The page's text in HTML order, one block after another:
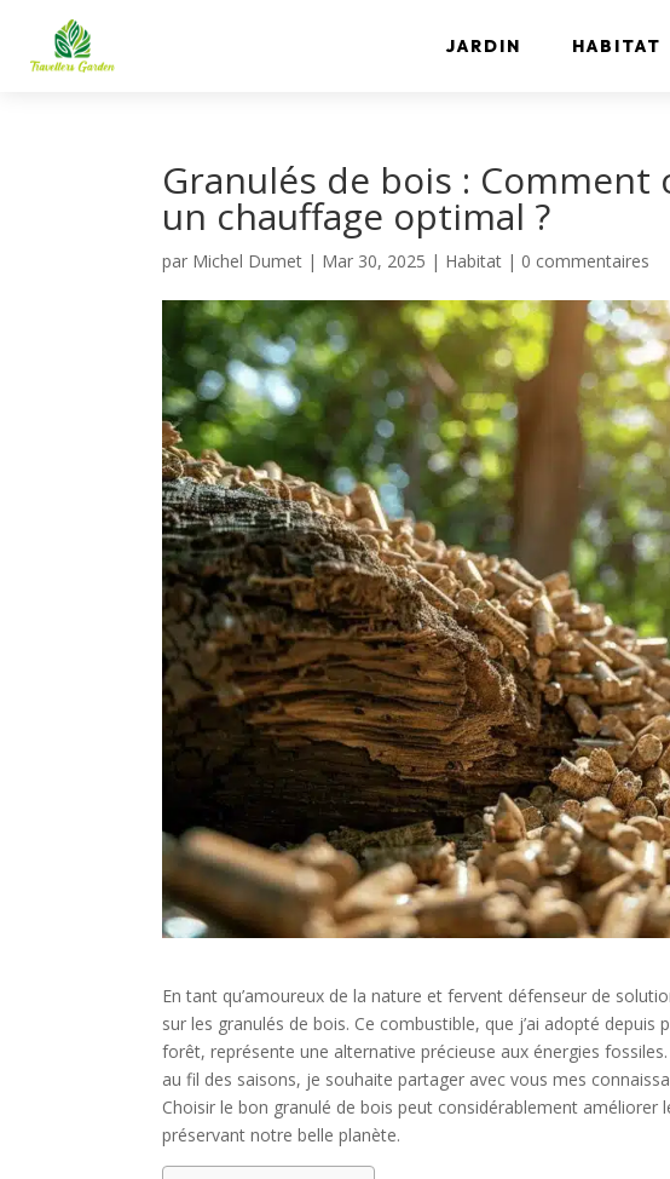
JARDIN HABITAT
Granulés de bois :
un chauffage optimal ?​
par Michel Dumet | Mar 30, 2025 | Habitat | 0 commentaires
En tant qu’amoureux de la nature et fervent défenseur de
sur les granulés de bois. Ce combustible, que j’ai adopté
forêt, représente une alternative précieuse aux énergies
au fil des saisons, je souhaite partager avec vous mes
Choisir le bon granulé de bois peut considérablement
préservant notre belle planète.